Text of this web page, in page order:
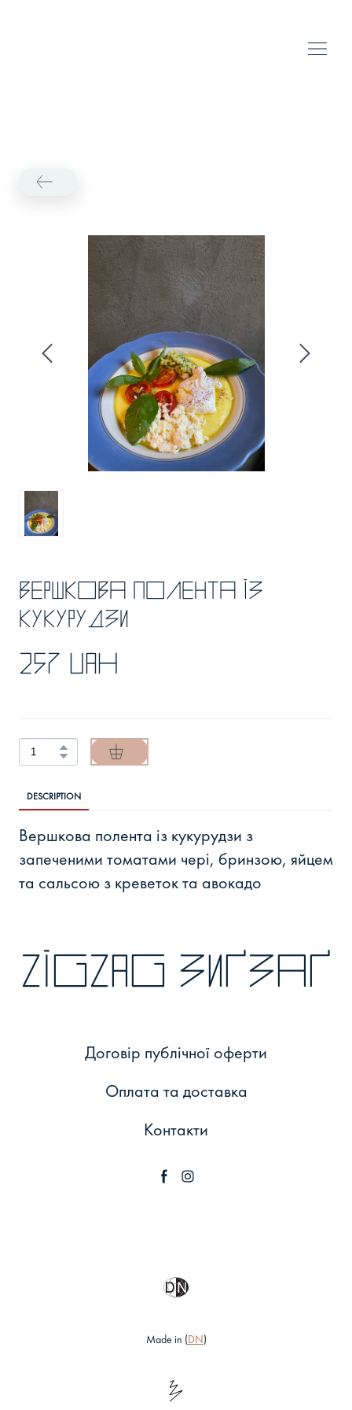
Вершкова полента із
кукурудзи
257 UAH
DESCRIPTION
Вершкова полента із кукурудзи з
запеченими томатами чері, бринзою, яйцем
та сальсою з креветок та авокадо
zigzag зиґзаґ
Договір публічної оферти
Оплата та доставка
Контакти
Made in (DN)